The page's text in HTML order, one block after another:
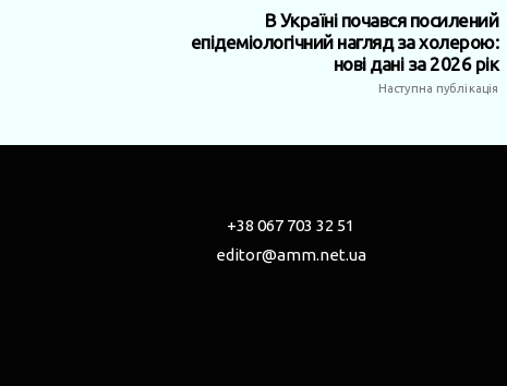
В Україні почався посилений
епідеміологічний нагляд за холерою:
нові дані за 2026 рік
Наступна публікація
+38 067 703 32 51
editor@amm.net.ua